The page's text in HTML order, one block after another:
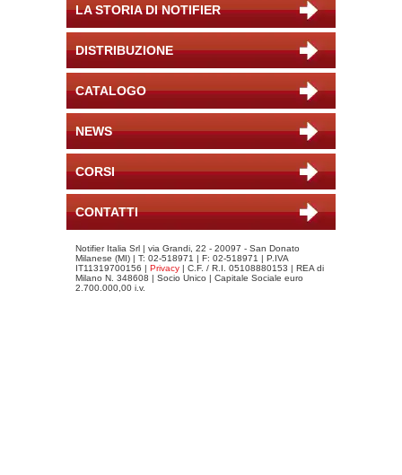
LA STORIA DI NOTIFIER
DISTRIBUZIONE
CATALOGO
NEWS
CORSI
CONTATTI
Notifier Italia Srl | via Grandi, 22 - 20097 - San Donato
Milanese (MI) | T: 02-518971 | F: 02-518971 | P.IVA
IT11319700156 | Privacy | C.F. / R.I. 05108880153 | REA di
Milano N. 348608 | Socio Unico | Capitale Sociale euro
2.700.000,00 i.v.